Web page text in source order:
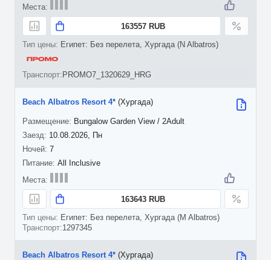
163557 RUB
Египет: Без перелета, Хургада (N Albatros)
PROMO7_1320629_HRG
10.08.2026, Пн
7
Beach Albatros Resort 4* (Хургада)
Bungalow Garden View / 2Adult
All Inclusive
163643 RUB
Египет: Без перелета, Хургада (M Albatros)
1297345
Beach Albatros Resort 4* (Хургада)